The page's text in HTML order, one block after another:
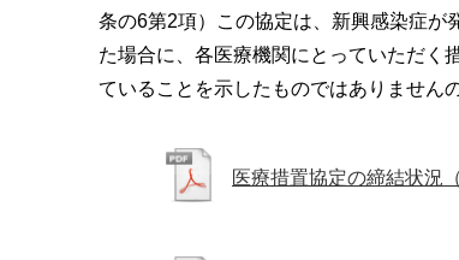
条の6第2項）この協定は、新興感染症が
た場合に、各医療機関にとっていただ
ていることを示したものではありません
医療措置協定の締結状況